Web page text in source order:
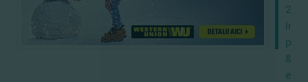
2
în
este